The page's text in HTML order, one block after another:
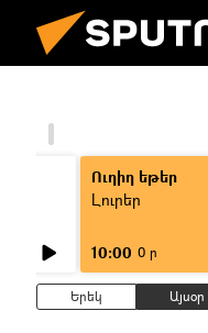
Ուղիղ եթեր
Լուրեր
10:00 0 ր
Երեկ Այսօր